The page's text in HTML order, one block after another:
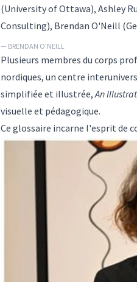
(University of Ottawa), Ashley
Consulting), Brendan O'Neill
— BRENDAN O'NEILL
Plusieurs membres du corps
nordiques, un centre
simplifiée et illustrée,An
visuelle et pédagogique.
Ce glossaire incarne l'esprit de